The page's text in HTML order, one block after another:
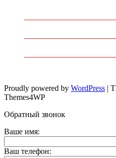
Proudly powered by WordPress |
Themes4WP
Обратный звонок
Ваше имя:
Ваш телефон: